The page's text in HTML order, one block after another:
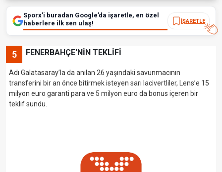
Sporx’i buradan Google’da işaretle, en özel
haberlere ilk sen ulaş!
İŞARETLE
5 FENERBAHÇE'NİN TEKLİFİ
Adı Galatasaray’la da anılan 26 yaşındaki savunmacının
transferini bir an önce bitirmek isteyen sarı lacivertliler, Lens’e 15
milyon euro garanti para ve 5 milyon euro da bonus içeren bir
teklif sundu.